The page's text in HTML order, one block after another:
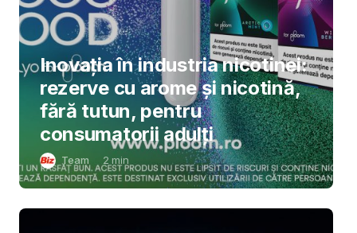
Inovația în industria nicotinei:
rezerve cu arome și nicotină,
fără tutun, pentru
consumatorii adulți
Team 2 min